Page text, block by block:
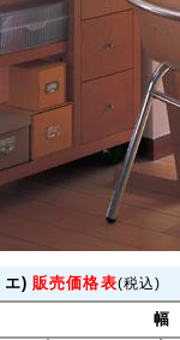
エ) 販売価格表(税込)
幅